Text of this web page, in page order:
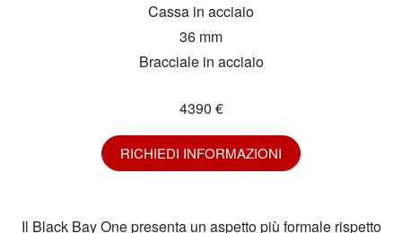
Cassa in acciaio
36 mm
Bracciale in acciaio
4390 €
RICHIEDI INFORMAZIONI
Il Black Bay One presenta un aspetto più formale rispetto